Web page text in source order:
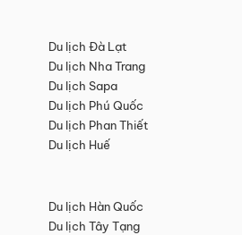
Du lịch Đà Lạt
Du lịch Nha Trang
Du lịch Sapa
Du lịch Phú Quốc
Du lịch Phan Thiết
Du lịch Huế
Du lịch Hàn Quốc
Du lịch Tây Tạng